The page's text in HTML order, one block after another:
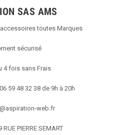
SAS AMS
toutes Marques
sécurisé
4 fois sans Frais
59 48 32 38 de 9h à 20h
web.fr
RUE PIERRE SEMART